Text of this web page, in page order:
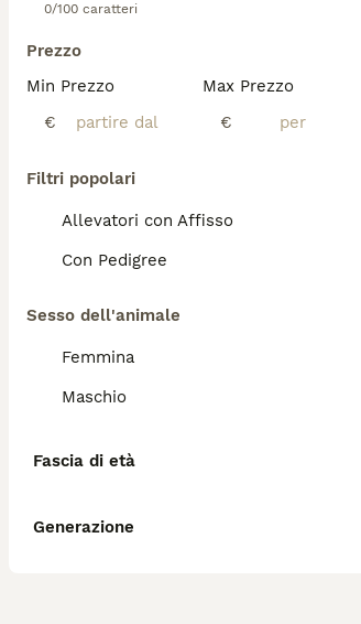
0/100 caratteri
Prezzo
Min Prezzo
€
Max Prezzo
€
Filtri popolari
Allevatori con Affisso
Con Pedigree
Sesso dell'animale
Femmina
Maschio
Fascia di età
Generazione